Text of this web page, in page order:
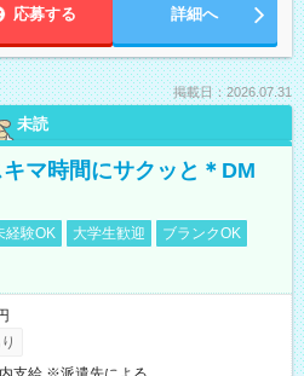
応募する 詳細へ
掲載日：2026.07.31
未読
キマ時間にサクッと＊DM
経験OK 大学生歓迎
ブランクOK